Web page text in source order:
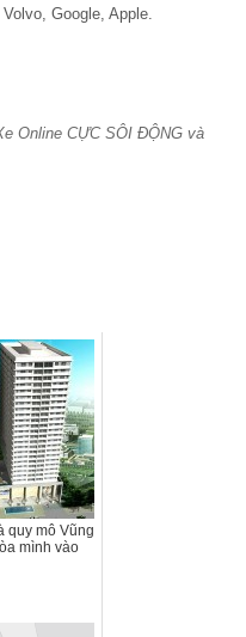
Google, Apple.
Online CỰC SÔI ĐỘNG và
quy mô Vũng
mình vào